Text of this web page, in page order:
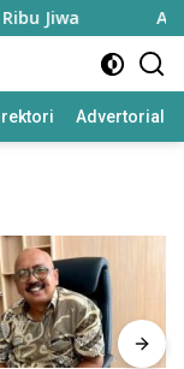
Advertorial